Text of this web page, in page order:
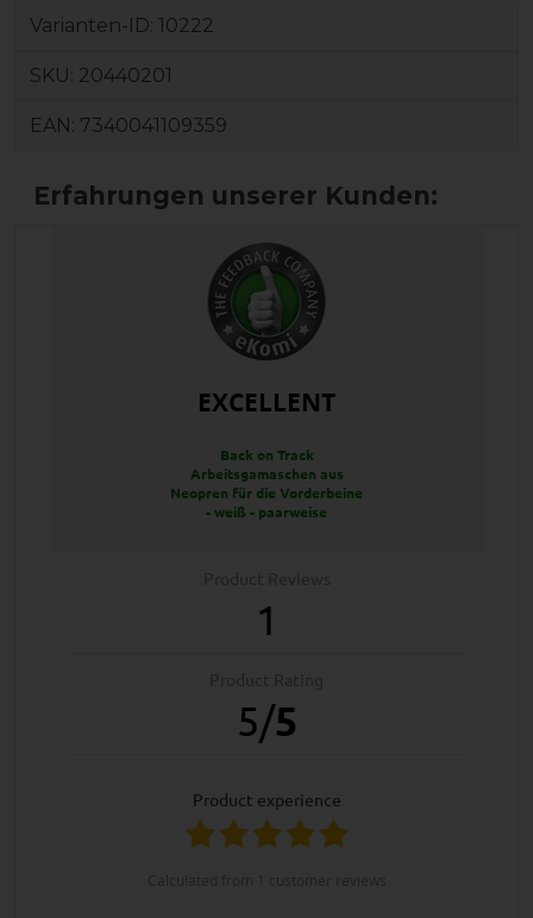
Varianten-ID: 10222
SKU: 20440201
EAN: 7340041109359
EXCELLENT
Back on Track
Arbeitsgamaschen aus
Neopren für die Vorderbeine
- weiß - paarweise
1
5/5
product experience